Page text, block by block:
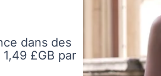
dans des
£GB par